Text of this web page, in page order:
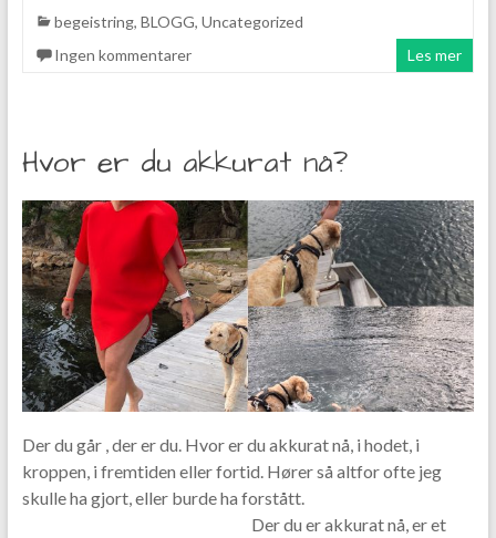
begeistring, BLOGG, Uncategorized
Ingen kommentarer
Les mer
Hvor er du akkurat nå?
Der du går , der er du. Hvor er du akkurat nå, i hodet, i
kroppen, i fremtiden eller fortid. Hører så altfor ofte jeg
skulle ha gjort, eller burde ha forstått.
⠀⠀⠀⠀⠀⠀⠀⠀⠀⠀⠀⠀⠀⠀⠀⠀⠀ Der du er akkurat nå, er et